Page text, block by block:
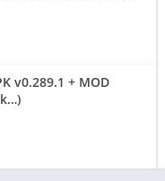
v0.289.1 + MOD